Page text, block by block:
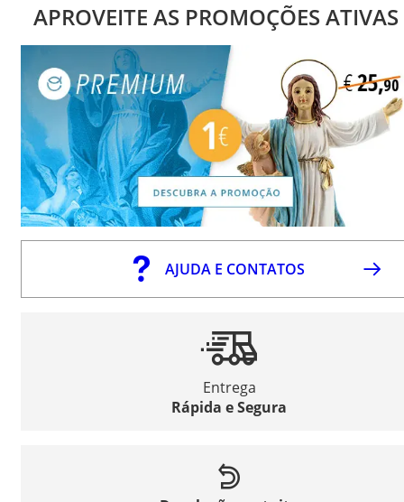
APROVEITE AS PROMOÇÕES ATIVAS
AJUDA E CONTATOS
Entrega
Rápida e Segura